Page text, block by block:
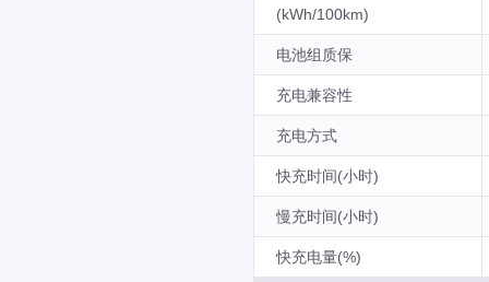
(kWh/100km)
电池组质保
充电兼容性
充电方式
快充时间(小时)
慢充时间(小时)
快充电量(%)